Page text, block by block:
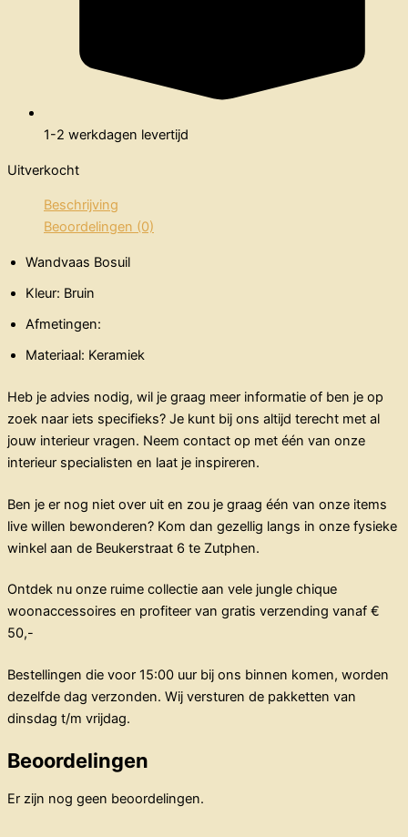
1-2 werkdagen levertijd
Uitverkocht
Beschrijving
Beoordelingen (0)
Wandvaas Bosuil
Kleur: Bruin
Afmetingen:
Materiaal: Keramiek
Heb je advies nodig, wil je graag meer informatie of ben je op
zoek naar iets specifieks? Je kunt bij ons altijd terecht met al
jouw interieur vragen. Neem contact op met één van onze
interieur specialisten en laat je inspireren.
Ben je er nog niet over uit en zou je graag één van onze items
live willen bewonderen? Kom dan gezellig langs in onze fysieke
winkel aan de Beukerstraat 6 te Zutphen.
Ontdek nu onze ruime collectie aan vele jungle chique
woonaccessoires en profiteer van gratis verzending vanaf €
50,-
Bestellingen die voor 15:00 uur bij ons binnen komen, worden
dezelfde dag verzonden. Wij versturen de pakketten van
dinsdag t/m vrijdag.
Beoordelingen
Er zijn nog geen beoordelingen.